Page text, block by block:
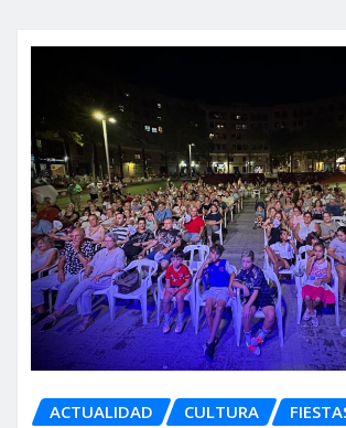
ACTUALIDAD CULTURA